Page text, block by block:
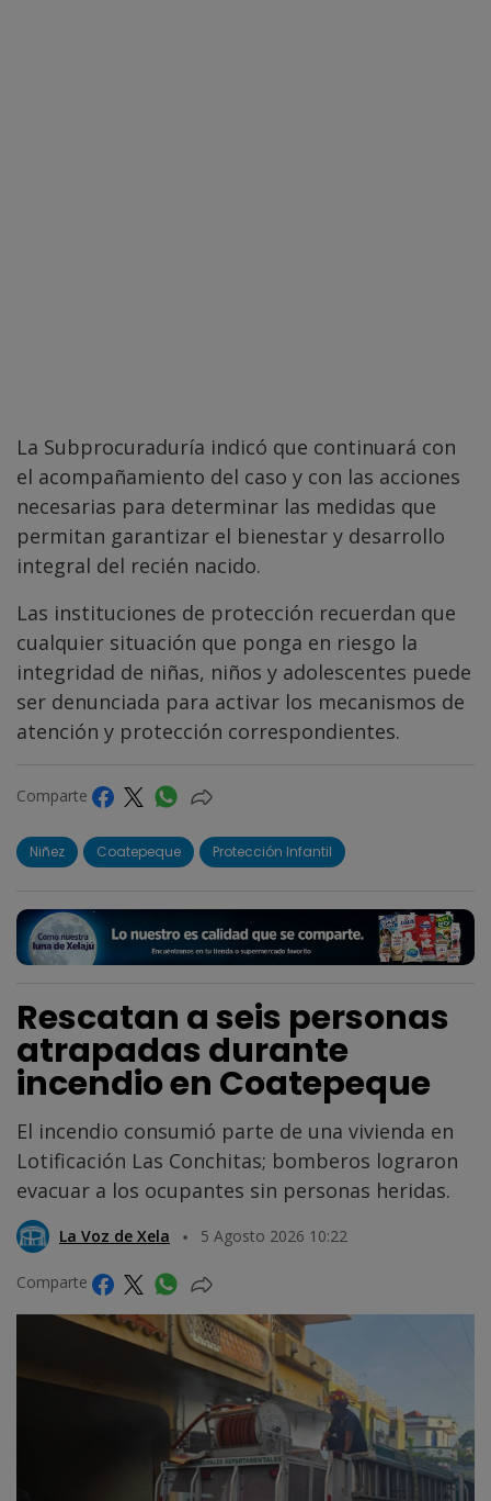
La Subprocuraduría indicó que continuará con
el acompañamiento del caso y con las acciones
necesarias para determinar las medidas que
permitan garantizar el bienestar y desarrollo
integral del recién nacido.
Las instituciones de protección recuerdan que
cualquier situación que ponga en riesgo la
integridad de niñas, niños y adolescentes puede
ser denunciada para activar los mecanismos de
atención y protección correspondientes.
Comparte
Niñez Coatepeque Protección Infantil
Rescatan a seis personas
atrapadas durante
incendio en Coatepeque
El incendio consumió parte de una vivienda en
Lotificación Las Conchitas; bomberos lograron
evacuar a los ocupantes sin personas heridas.
La Voz de Xela 5 Agosto 2026 10:22
Comparte